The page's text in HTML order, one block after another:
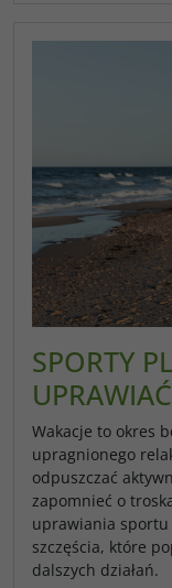
SPORTY
Wakacje to okres
upragnionego
odpuszczać
zapomnieć o
uprawiania
szczęścia, które
dalszych działań.